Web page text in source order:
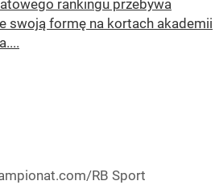
rankingu przebywa
swoją formę na kortach akademii
RB Sport